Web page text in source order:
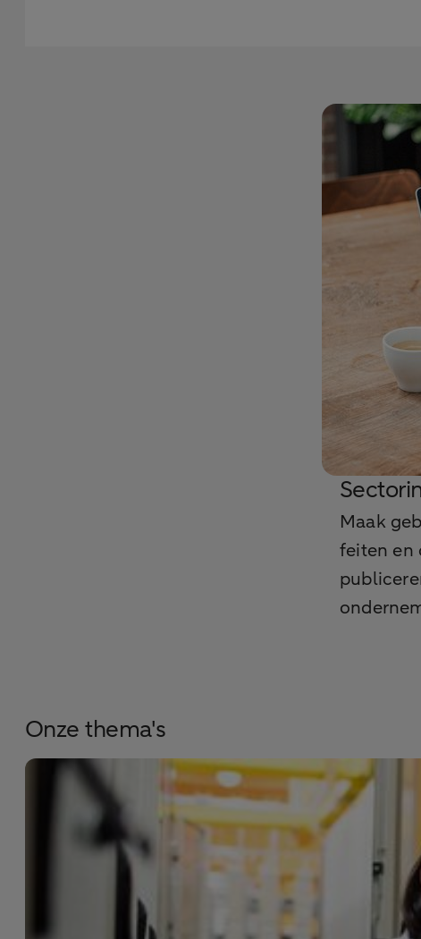
Maak
feiten en
Onze thema's